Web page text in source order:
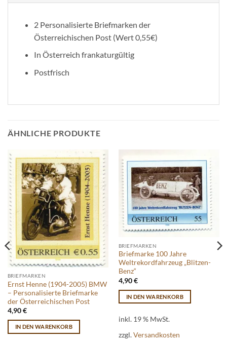
2 Personalisierte Briefmarken der
Österreichischen Post (Wert 0,55€)
In Österreich frankaturgültig
Postfrisch
ÄHNLICHE PRODUKTE
BRIEFMARKEN
Ernst Henne (1904-2005) BMW
– Personalisierte Briefmarke
der Österreichischen Post
4,90€
IN DEN WARENKORB
BRIEFMARKEN
Briefmarke 100 Jahre
Weltrekordfahrzeug „Blitzen-
Benz“
4,90€
IN DEN WARENKORB
inkl. 19 % MwSt.
zzgl.Versandkosten